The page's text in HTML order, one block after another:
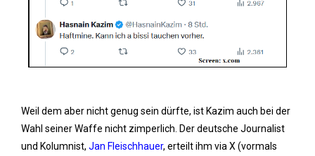
Weil dem aber nicht genug sein dürfte, ist Kazim auch bei der
Wahl seiner Waffe nicht zimperlich. Der deutsche Journalist
und Kolumnist, Jan Fleischhauer, erteilt ihm via X (vormals